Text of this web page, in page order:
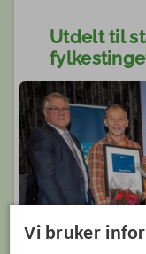
Utdelt til
Vi bruker